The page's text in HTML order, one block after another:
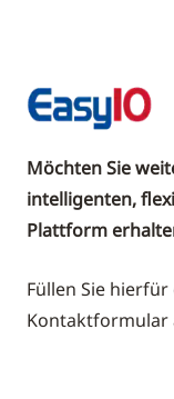
Möchten Sie
intelligenten,
Plattform
Füllen Sie
Kontaktformular